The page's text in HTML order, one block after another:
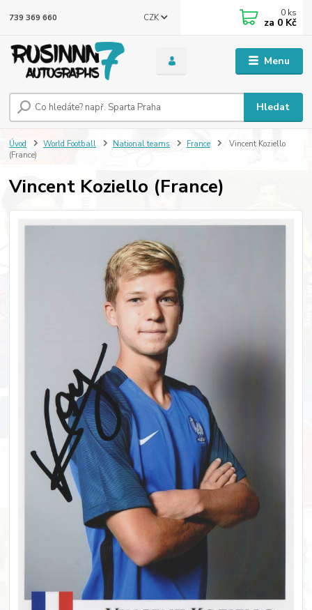
Menu
CZK
Hledat
739 369 660 0 ks
za 0 Kč
Úvod World Football National teams France
Vincent Koziello
(France)
Vincent Koziello (France)